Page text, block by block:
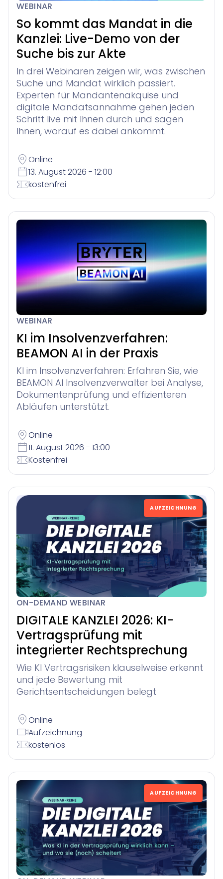
WEBINAR
So kommt das Mandat in die
Kanzlei: Live-Demo von der
Suche bis zur Akte
In drei Webinaren zeigen wir, was zwischen
Suche und Mandat wirklich passiert.
Experten für Mandantenakquise und
digitale Mandatsannahme gehen jeden
Schritt live mit Ihnen durch und sagen
Ihnen, worauf es dabei ankommt.
Online
13. August 2026 - 12:00
kostenfrei
WEBINAR
KI im Insolvenzverfahren:
BEAMON AI in der Praxis
KI im Insolvenzverfahren: Erfahren Sie, wie
BEAMON AI Insolvenzverwalter bei Analyse,
Dokumentenprüfung und effizienteren
Abläufen unterstützt.
Online
11. August 2026 - 13:00
Kostenfrei
AUFZEICHNUNG
ON-DEMAND WEBINAR
DIGITALE KANZLEI 2026: KI-
Vertragsprüfung mit
integrierter Rechtsprechung
Wie KI Vertragsrisiken klauselweise erkennt
und jede Bewertung mit
Gerichtsentscheidungen belegt
Online
Aufzeichnung
kostenlos
AUFZEICHNUNG